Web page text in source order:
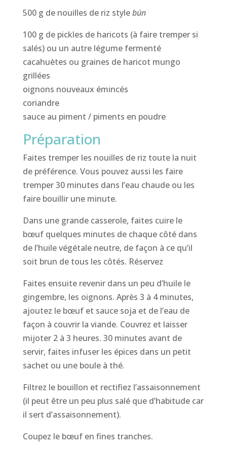
500 g de nouilles de riz stylebún
100 g de pickles de haricots (à faire tremper si
salés) ou un autre légume fermenté
cacahuètes ou graines de haricot mungo
grillées
oignons nouveaux émincés
coriandre
sauce au piment / piments en poudre
Préparation
Faites tremper les nouilles de riz toute la nuit
de préférence. Vous pouvez aussi les faire
tremper 30 minutes dans l’eau chaude ou les
faire bouillir une minute.
Dans une grande casserole, faites cuire le
bœuf quelques minutes de chaque côté dans
de l’huile végétale neutre, de façon à ce qu’il
soit brun de tous les côtés. Réservez
Faites ensuite revenir dans un peu d’huile le
gingembre, les oignons. Après 3 à 4 minutes,
ajoutez le bœuf et sauce soja et de l’eau de
façon à couvrir la viande. Couvrez et laisser
mijoter 2 à 3 heures. 30 minutes avant de
servir, faites infuser les épices dans un petit
sachet ou une boule à thé.
Filtrez le bouillon et rectifiez l’assaisonnement
(il peut être un peu plus salé que d’habitude car
il sert d’assaisonnement).
Coupez le bœuf en fines tranches.